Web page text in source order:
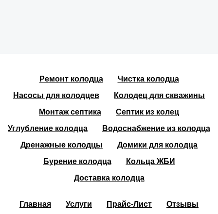
Ремонт колодца
Чистка колодца
Насосы для колодцев
Колодец для скважины
Монтаж септика
Септик из колец
Углубление колодца
Водоснабжение из колодца
Дренажные колодцы
Домики для колодца
Бурение колодца
Кольца ЖБИ
Доставка колодца
Главная Услуги Прайс-Лист Отзывы